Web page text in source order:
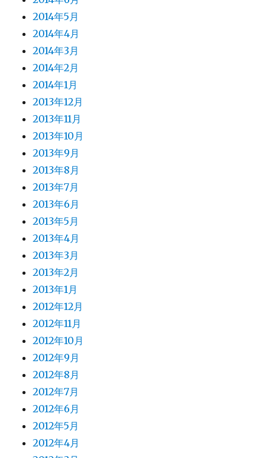
2014年5月
2014年4月
2014年3月
2014年2月
2014年1月
2013年12月
2013年11月
2013年10月
2013年9月
2013年8月
2013年7月
2013年6月
2013年5月
2013年4月
2013年3月
2013年2月
2013年1月
2012年12月
2012年11月
2012年10月
2012年9月
2012年8月
2012年7月
2012年6月
2012年5月
2012年4月